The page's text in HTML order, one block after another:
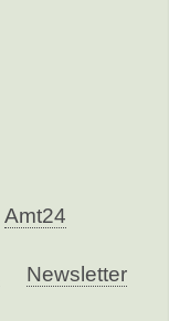
Amt24
Newsletter